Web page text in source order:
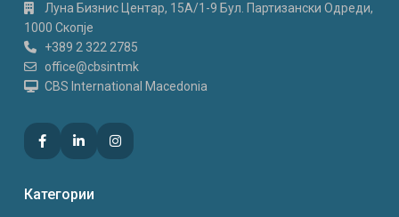
Луна Бизнис Центар, 15A/1-9 Бул. Партизански Одреди,
1000 Скопје
+389 2 322 2785
office@cbsintmk
CBS International Macedonia
Категории